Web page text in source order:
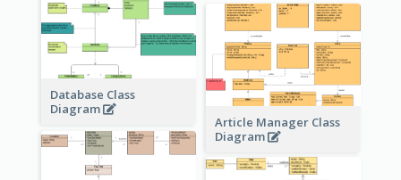
Database Class
Diagram
Article Manager Class
Diagram